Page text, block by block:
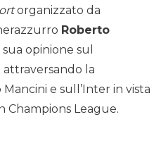
organizzato da
Roberto
opinione sul
la
e sull’Inter in vista
League.